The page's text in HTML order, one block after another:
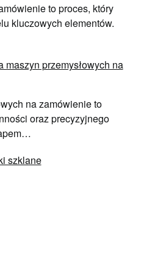
to proces, który
kluczowych elementów.
maszyn przemysłowych na
na zamówienie to
oraz precyzyjnego
szklane